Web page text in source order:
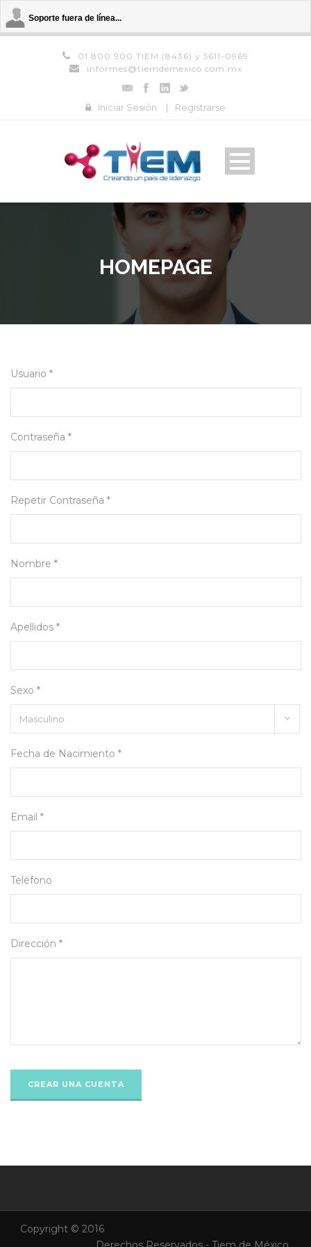
Soporte fuera de línea...
01 800 900 TIEM (8436) y 5611-0969
informes@tiemdemexico.com.mx
Iniciar Sesión | Registrarse
HOMEPAGE
Usuario *
Contraseña *
Repetir Contraseña *
Nombre *
Apellidos *
Sexo *
Fecha de Nacimiento *
Email *
Teléfono
Dirección *
Copyright © 2016